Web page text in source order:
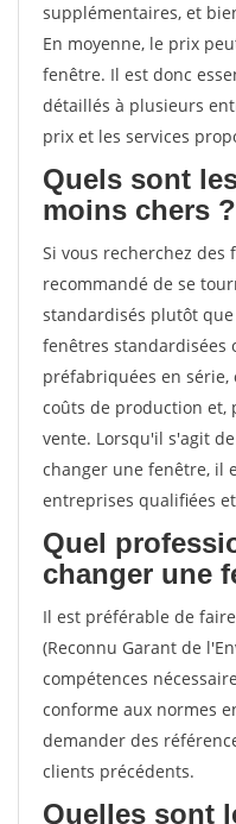
supplémentaires, et
En moyenne, le prix
fenêtre. Il est donc
détaillés à plusieurs
prix et les services
Quels sont
moins chers ?
Si vous recherchez des
recommandé de se
standardisés plutôt
fenêtres standardisées
préfabriquées en
coûts de production et,
vente. Lorsqu'il s'agit
changer une fenêtre, il
entreprises qualifiées
Quel
changer une
Il est préférable de
(Reconnu Garant de
compétences
conforme aux normes
demander des
clients précédents.
Quelles sont